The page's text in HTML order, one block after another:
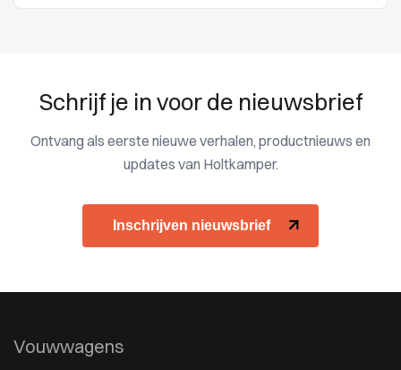
Schrijf je in voor de nieuwsbrief
Ontvang als eerste nieuwe verhalen, productnieuws en
updates van Holtkamper.
Inschrijven nieuwsbrief
Vouwwagens